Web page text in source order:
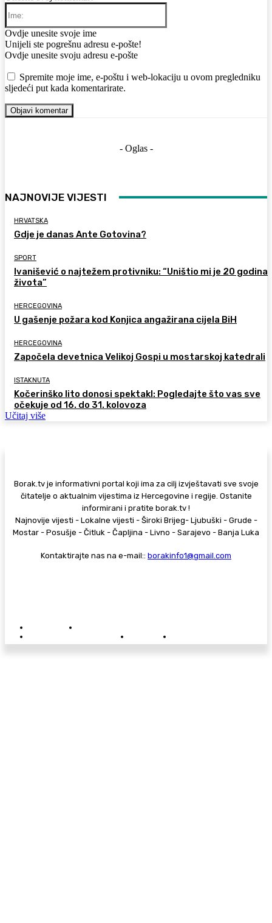
Ovdje unesite svoje ime
Email:
Unijeli ste pogrešnu adresu e-pošte!
Ovdje unesite svoju adresu e-pošte
Spremite moje ime, e-poštu i web-lokaciju u ovom pregledniku
sljedeći put kada komentarirate.
- Oglas -
NAJNOVIJE VIJESTI
HRVATSKA
Gdje je danas Ante Gotovina?
SPORT
Ivanišević o najtežem protivniku: “Uništio mi je 20 godina
života”
HERCEGOVINA
U gašenje požara kod Konjica angažirana cijela BiH
HERCEGOVINA
Započela devetnica Velikoj Gospi u mostarskoj katedrali
ISTAKNUTA
Kočerinško lito donosi spektakl: Pogledajte što vas sve
očekuje od 16. do 31. kolovoza
Učitaj više
Borak.tv je informativni portal koji ima za cilj izvještavati sve svoje
čitatelje o aktualnim vijestima iz Hercegovine i regije. Ostanite
informirani i pratite borak.tv !
Najnovije vijesti - Lokalne vijesti - Široki Brijeg- Ljubuški - Grude -
Mostar - Posušje - Čitluk - Čapljina - Livno - Sarajevo - Banja Luka
Kontaktirajte nas na e-mail:: borakinfo1@gmail.com